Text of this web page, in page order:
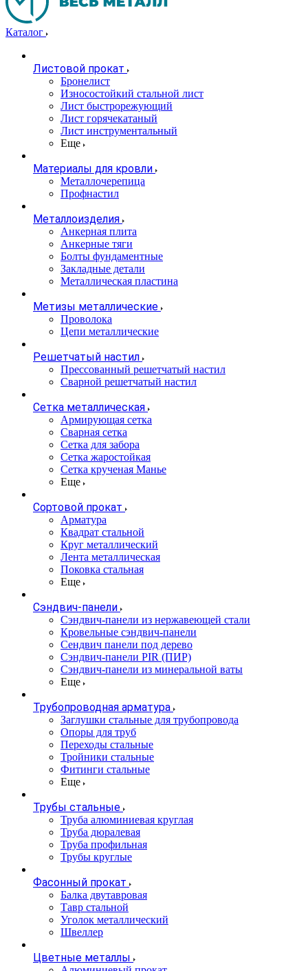
Каталог
Листовой прокат
Бронелист
Износостойкий стальной лист
Лист быстрорежующий
Лист горячекатаный
Лист инструментальный
Еще
Материалы для кровли
Металлочерепица
Профнастил
Металлоизделия
Анкерная плита
Анкерные тяги
Болты фундаментные
Закладные детали
Металлическая пластина
Метизы металлические
Проволока
Цепи металлические
Решетчатый настил
Прессованный решетчатый настил
Сварной решетчатый настил
Сетка металлическая
Армирующая сетка
Сварная сетка
Сетка для забора
Сетка жаростойкая
Сетка крученая Манье
Еще
Сортовой прокат
Арматура
Квадрат стальной
Круг металлический
Лента металлическая
Поковка стальная
Еще
Сэндвич-панели
Cэндвич-панели из нержавеющей стали
Кровельные сэндвич-панели
Сендвич панели под дерево
Сэндвич-панели PIR (ПИР)
Сэндвич-панели из минеральной ваты
Еще
Трубопроводная арматура
Заглушки стальные для трубопровода
Опоры для труб
Переходы стальные
Тройники стальные
Фитинги стальные
Еще
Трубы стальные
Труба алюминиевая круглая
Труба дюралевая
Труба профильная
Трубы круглые
Фасонный прокат
Балка двутавровая
Тавр стальной
Уголок металлический
Швеллер
Цветные металлы